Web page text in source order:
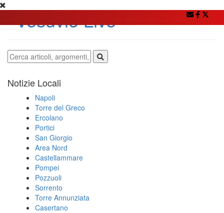
Notizie Locali
Napoli
Torre del Greco
Ercolano
Portici
San Giorgio
Area Nord
Castellammare
Pompei
Pozzuoli
Sorrento
Torre Annunziata
Casertano